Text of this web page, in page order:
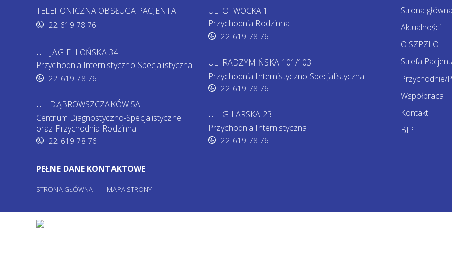
TELEFONICZNA OBSŁUGA PACJENTA
22 619 78 76
UL. JAGIELLOŃSKA 34
Przychodnia Internistyczno-Specjalistyczna
22 619 78 76
UL. DĄBROWSZCZAKÓW 5A
Centrum Diagnostyczno-Specjalistyczne
oraz Przychodnia Rodzinna
22 619 78 76
UL. OTWOCKA 1
Przychodnia Rodzinna
22 619 78 76
UL. RADZYMIŃSKA 101/103
Przychodnia Internistyczno-Specjalistyczna
22 619 78 76
UL. GILARSKA 23
Przychodnia Internistyczna
22 619 78 76
PEŁNE DANE KONTAKTOWE
STRONA GŁÓWNA MAPA STRONY
Strona główna
Aktualności
O SZPZLO
Strefa
Przychodnie/
Współpraca
Kontakt
BIP